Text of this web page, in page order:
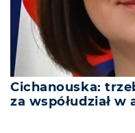
Cichanouska:
za współudział